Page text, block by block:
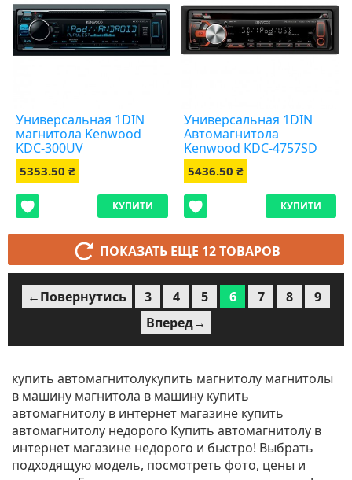
Универсальная 1DIN
магнитола Kenwood
KDC-300UV
5353.50 ₴
КУПИТИ
Универсальная 1DIN
Автомагнитола
Kenwood KDC-4757SD
5436.50 ₴
КУПИТИ
ПОКАЗАТЬ ЕЩЕ 12 ТОВАРОВ
←Повернутись 3 4 5 6 7 8
9
Вперед→
купить автомагнитолукупить магнитолу магнитолы
в машину магнитола в машину купить
автомагнитолу в интернет магазине купить
автомагнитолу недорого Купить автомагнитолу в
интернет магазине недорого и быстро! Выбрать
подходящую модель, посмотреть фото, цены и